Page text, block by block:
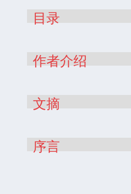
目录
作者介绍
文摘
序言